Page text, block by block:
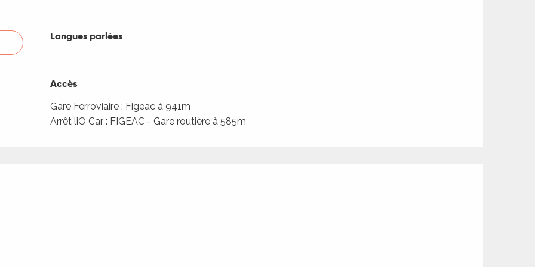
Langues parlées
Langues parlées
Accès
Accès
Gare Ferroviaire : Figeac à 941m
Arrêt liO Car : FIGEAC - Gare routière à 585m